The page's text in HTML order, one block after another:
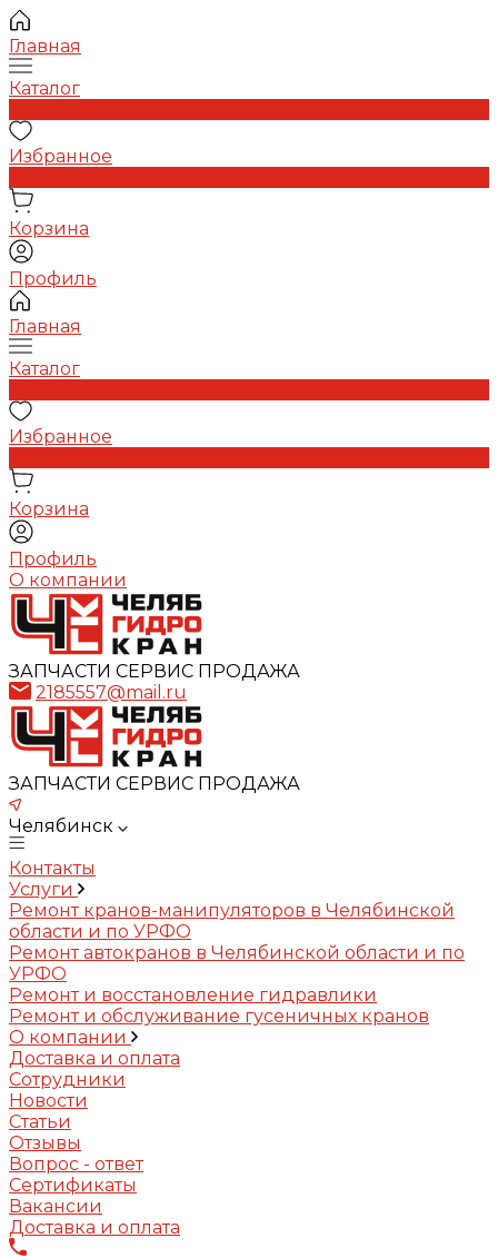
Главная
Каталог
Избранное
Корзина
Профиль
Главная
Каталог
Избранное
Корзина
Профиль
О компании
ЗАПЧАСТИ СЕРВИС ПРОДАЖА
2185557@mail.ru
ЗАПЧАСТИ СЕРВИС ПРОДАЖА
Челябинск
Контакты
Услуги
Ремонт кранов-манипуляторов в Челябинской
области и по УРФО
Ремонт автокранов в Челябинской области и по
УРФО
Ремонт и восстановление гидравлики
Ремонт и обслуживание гусеничных кранов
О компании
Доставка и оплата
Сотрудники
Новости
Статьи
Отзывы
Вопрос - ответ
Сертификаты
Вакансии
Доставка и оплата